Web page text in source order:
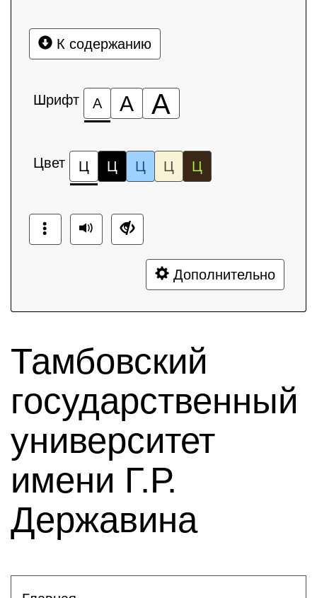
К содержанию
Шрифт А А А
Цвет Ц Ц Ц Ц Ц
Дополнительно
Тамбовский
государственный
университет
имени Г.Р.
Державина